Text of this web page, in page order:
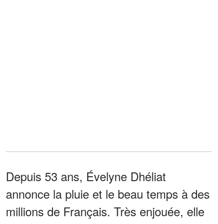
Depuis 53 ans, Évelyne Dhéliat
annonce la pluie et le beau temps à des
millions de Français. Très enjouée, elle